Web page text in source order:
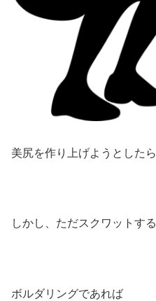
美尻を作り上げようとした
しかし、ただスクワットす
ボルダリングであれば